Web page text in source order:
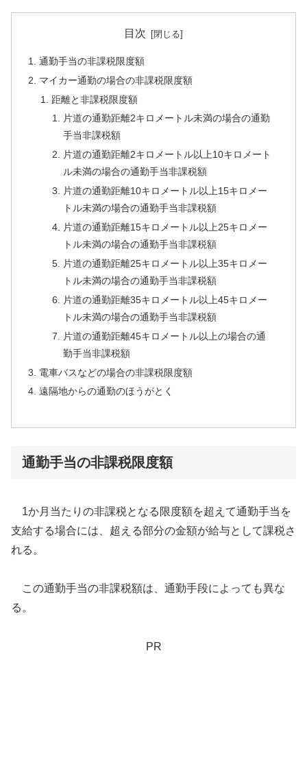
目次
通勤手当の非課税限度額
マイカー通勤の場合の非課税限度額
距離と非課税限度額
片道の通勤距離2キロメートル未満の場合の通勤
手当非課税額
片道の通勤距離2キロメートル以上10キロメート
ル未満の場合の通勤手当非課税額
片道の通勤距離10キロメートル以上15キロメー
トル未満の場合の通勤手当非課税額
片道の通勤距離15キロメートル以上25キロメー
トル未満の場合の通勤手当非課税額
片道の通勤距離25キロメートル以上35キロメー
トル未満の場合の通勤手当非課税額
片道の通勤距離35キロメートル以上45キロメー
トル未満の場合の通勤手当非課税額
片道の通勤距離45キロメートル以上の場合の通
勤手当非課税額
電車バスなどの場合の非課税限度額
遠隔地からの通勤のほうがとく
通勤手当の非課税限度額
1か月当たりの非課税となる限度額を超えて通勤手当を
支給する場合には、超える部分の金額が給与として課税さ
れる。
この通勤手当の非課税額は、通勤手段によっても異な
る。
PR